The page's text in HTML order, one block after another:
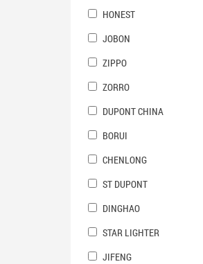
HONEST
JOBON
ZIPPO
ZORRO
DUPONT CHINA
BORUI
CHENLONG
ST DUPONT
DINGHAO
STAR LIGHTER
JIFENG